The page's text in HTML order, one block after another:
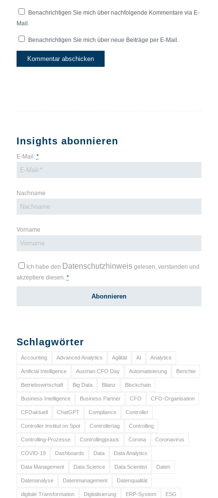
Benachrichtigen Sie mich über nachfolgende Kommentare via E-
Mail.
Benachrichtigen Sie mich über neue Beiträge per E-Mail.
Insights abonnieren
E-Mail: *
Nachname
Vorname
Ich habe den Datenschutzhinweisgelesen, verstanden und
akzeptiere diesen. *
Schlagwörter
Accounting Advanced Analytics Agilität AI Analytics
Artificial Intelligence Austrian CFO Day Automatisierung Berichte
Betriebswirtschaft Big Data Bilanz Blockchain
Business Intelligence Business Partner CFO CFO-Organisation
CFOaktuell ChatGPT Compliance Controller
Controller Institut on Spot Controllertag Controlling
Controlling-Prozesse Controllingpraxis Corona Coronavirus
COVID-19 Dashboards Data Data Analytics
Data Management Data Science Data Scientist Daten
Datenanalyse Datenmanagement Datenqualität
digitale Transformation Digitalisierung ERP-System ESG